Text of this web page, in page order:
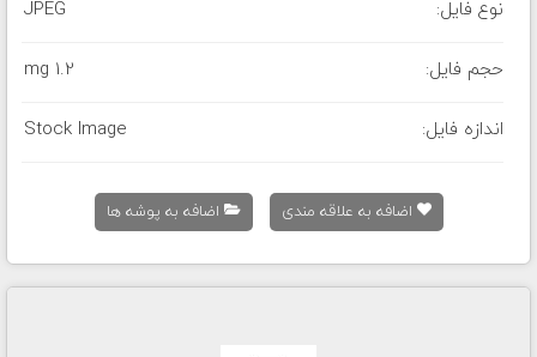
نوع فایل: JPEG
حجم فایل: 1.2 mg
اندازه فایل: Stock Image
اضافه به علاقه مندی اضافه به پوشه ها